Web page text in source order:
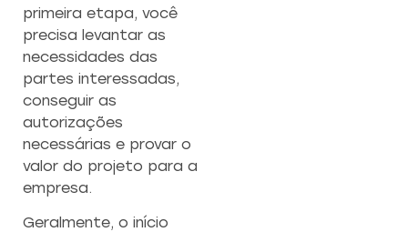
primeira etapa, você
precisa levantar as
necessidades das
partes interessadas,
conseguir as
autorizações
necessárias e provar o
valor do projeto para a
empresa.
Geralmente, o início